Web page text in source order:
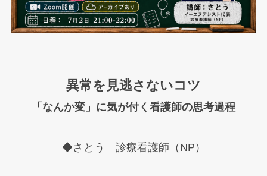
異常を見逃さないコツ
「なんか変」に気が付く看護師の思考過程
◆さとう 診療看護師（NP）